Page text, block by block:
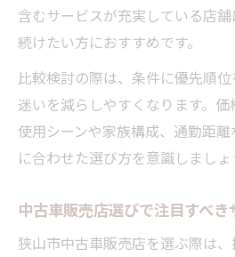
は
中古車選びで安心でき
い
充実した整備・保証で
中古車購入後のメンテ
含むサービスが充実している店
続けたい方におすすめです。
比較検討の際は、条件に優先順位
迷いを減らしやすくなります。
使用シーンや家族構成、通勤距
に合わせた選び方を意識しましょ
中古車販売店選びで注目すべ
狭山市中古車販売店を選ぶ際は